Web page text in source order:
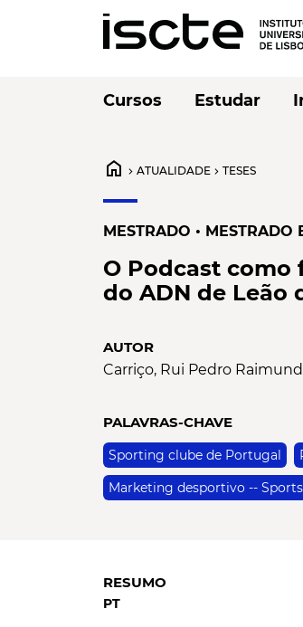
Cursos Estudar
home chevron_right ATUALIDADE chevron_right TESES
MESTRADO • MESTRADO
O Podcast como
do ADN de Leão
AUTOR
Carriço, Rui Pedro
PALAVRAS-CHAVE
Sporting clube de Portugal
Marketing desportivo --
RESUMO
PT